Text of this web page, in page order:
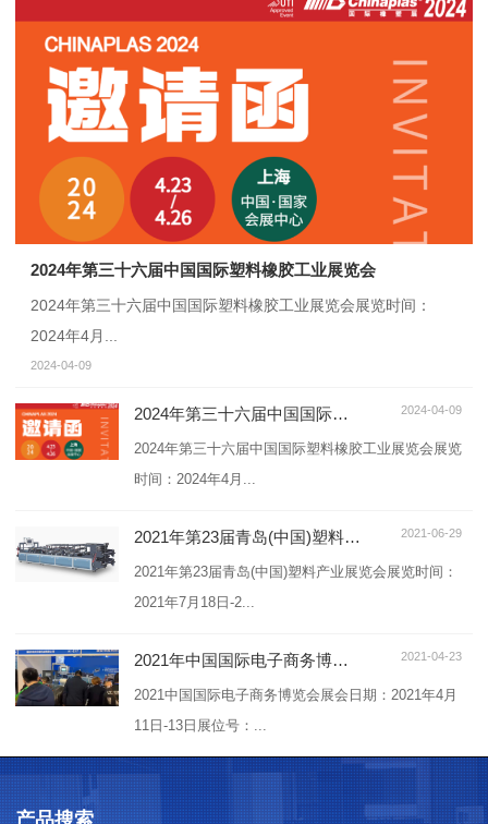
2024年第三十六届中国国际塑料橡胶工业展览会
2024年第三十六届中国国际塑料橡胶工业展览会展览时间：
2024年4月...
2024-04-09
2024-04-09
2024年第三十六届中国国际塑料橡胶工业展览会
2024年第三十六届中国国际塑料橡胶工业展览会展览
时间：2024年4月...
2021-06-29
2021年第23届青岛(中国)塑料产业展览会
2021年第23届青岛(中国)塑料产业展览会展览时间：
2021年7月18日-2...
2021-04-23
2021年中国国际电子商务博览会
2021中国国际电子商务博览会展会日期：2021年4月
11日-13日展位号：...
产品搜索